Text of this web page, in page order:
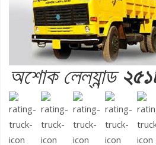
ট্রাক তুলনা
ডিলার খুঁজুন
অন্যান্য
অশোক লেল্যান্ড